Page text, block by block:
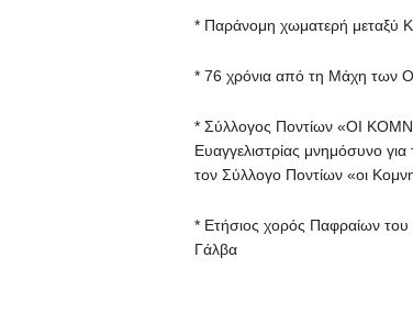
* Παράνομη χωματερή μεταξύ
* 76 χρόνια από τη Μάχη των
* Σύλλογος Ποντίων «ΟΙ
Ευαγγελιστρίας μνημόσυνο
τον Σύλλογο Ποντίων «οι
* Ετήσιος χορός Παφραίων
Γάλβα